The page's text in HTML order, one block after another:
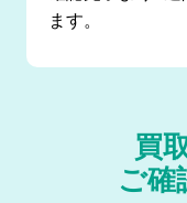
ます。
買
ご確